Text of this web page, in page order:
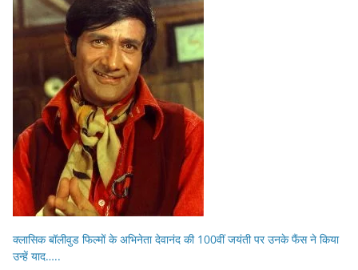
क्लासिक बॉलीवुड फिल्मों के अभिनेता देवानंद की 100वीं जयंती पर उनके फैंस ने किया
उन्हें याद…..